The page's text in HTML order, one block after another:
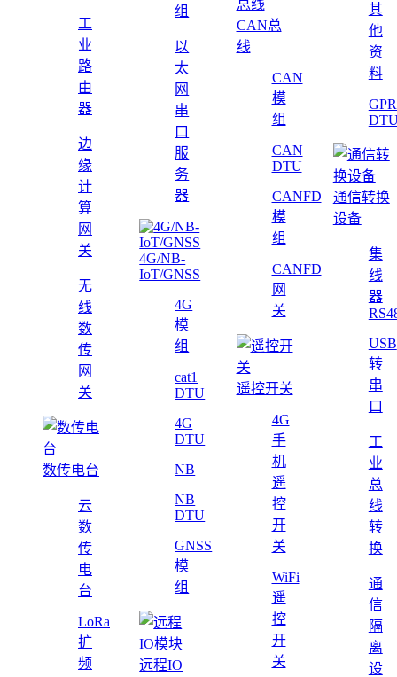
工
业
路
由
器
边
缘
计
算
网
关
无
线
数
传
网
关
数传电台
云
数
传
电
台
LoRa
扩
频
组
以
太
网
串
口
服
务
器
4G/NB-
IoT/GNSS
4G
模
组
cat1
DTU
4G
DTU
NB
NB
DTU
GNSS
模
组
远程IO
CAN总
线
CAN
模
组
CAN
DTU
CANFD
模
组
CANFD
网
关
遥控开关
4G
手
机
遥
控
开
关
WiFi
遥
控
开
关
其
他
资
料
通信转换
设备
集
线
器
USB
转
串
口
工
业
总
线
转
换
通
信
隔
离
设